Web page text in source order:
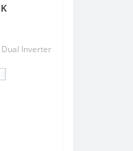
Inverter